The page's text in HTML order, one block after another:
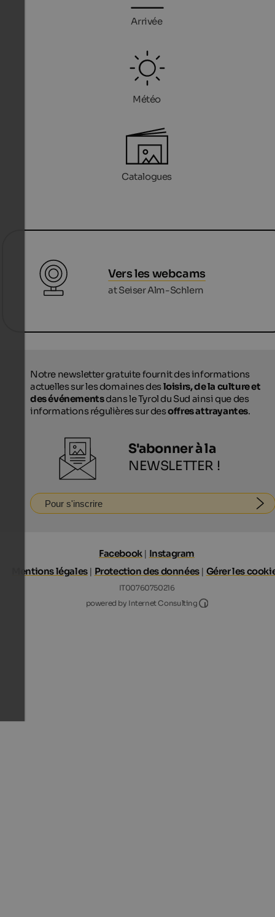
Arrivée
Météo
Catalogues
Vers les webcams
at Seiser Alm-Schlern
Notre newsletter gratuite fournit des informations
actuelles sur les domaines desloisirs, de la culture et
des événementsdans le Tyrol du Sud ainsi que des
informations régulières sur desoffres attrayantes.
S'abonner à la
NEWSLETTER !
Pour s'inscrire
Facebook | Instagram
Mentions légales| Protection des données| Gérer les
IT00760750216
powered by Internet Consulting
Internet